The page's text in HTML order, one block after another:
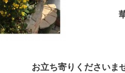
お立ち寄りくださいま